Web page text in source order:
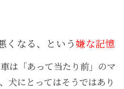
くなる、という嫌な記憶
は「あって当たり前」のマ
犬にとってはそうではあり